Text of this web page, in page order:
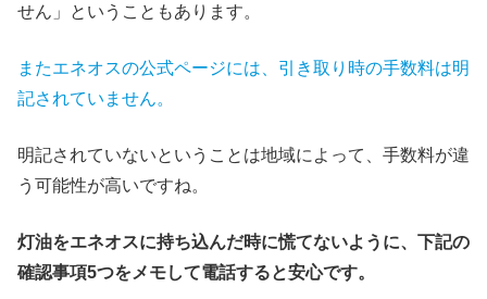
せん」ということもあります。
またエネオスの公式ページには、引き取り時の手数料は明
記されていません。
明記されていないということは地域によって、手数料が違
う可能性が高いですね。
灯油をエネオスに持ち込んだ時に慌てないように、下記の
確認事項5つをメモして電話すると安心です。